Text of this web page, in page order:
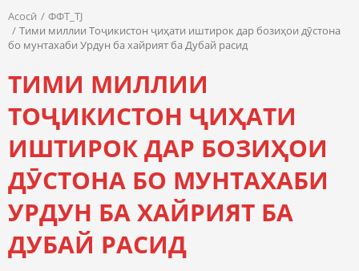
Асосӣ
ФФТ_TJ
Тими миллии Тоҷикистон ҷиҳати иштирок дар бозиҳои дӯстона
бо мунтахаби Урдун ба хайрият ба Дубай расид
ТИМИ МИЛЛИИ
ТОҶИКИСТОН ҶИҲАТИ
ИШТИРОК ДАР БОЗИҲОИ
ДӮСТОНА БО МУНТАХАБИ
УРДУН БА ХАЙРИЯТ БА
ДУБАЙ РАСИД